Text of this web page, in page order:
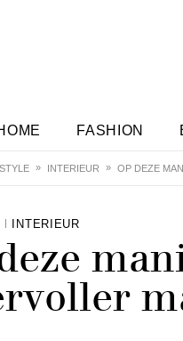
FASHION
INTERIEUR OP DEZE
INTERIEUR